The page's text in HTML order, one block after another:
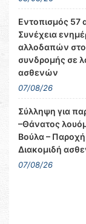
Εντοπισμός 57
Συνέχεια
αλλοδαπών
συνδρομής σε
ασθενών
07/08/26
Σύλληψη για
–Θάνατος
Βούλα –
Διακομιδή
07/08/26